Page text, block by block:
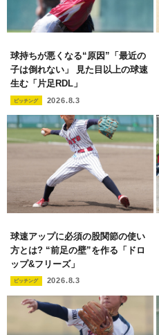
球持ちが悪くなる“原因”「最近の
子は倒れない」 見た目以上の球速
生む「片足RDL」
ピッチング 2026.8.3
球速アップに必須の股関節の使い
方とは? “前足の壁”を作る「ドロ
ップ&フリーズ」
ピッチング 2026.8.3